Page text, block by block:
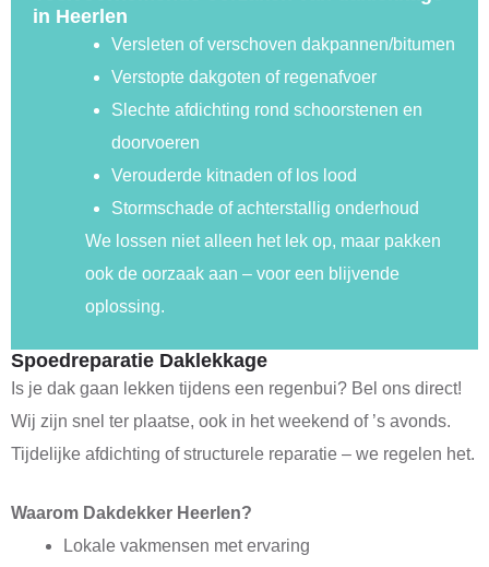
in Heerlen
Versleten of verschoven dakpannen/bitumen
Verstopte dakgoten of regenafvoer
Slechte afdichting rond schoorstenen en
doorvoeren
Verouderde kitnaden of los lood
Stormschade of achterstallig onderhoud
We lossen niet alleen het lek op, maar pakken
ook de oorzaak aan – voor een blijvende
oplossing.
Spoedreparatie Daklekkage
Is je dak gaan lekken tijdens een regenbui? Bel ons direct!
Wij zijn snel ter plaatse, ook in het weekend of ’s avonds.
Tijdelijke afdichting of structurele reparatie – we regelen het.
Waarom Dakdekker Heerlen?
Lokale vakmensen met ervaring